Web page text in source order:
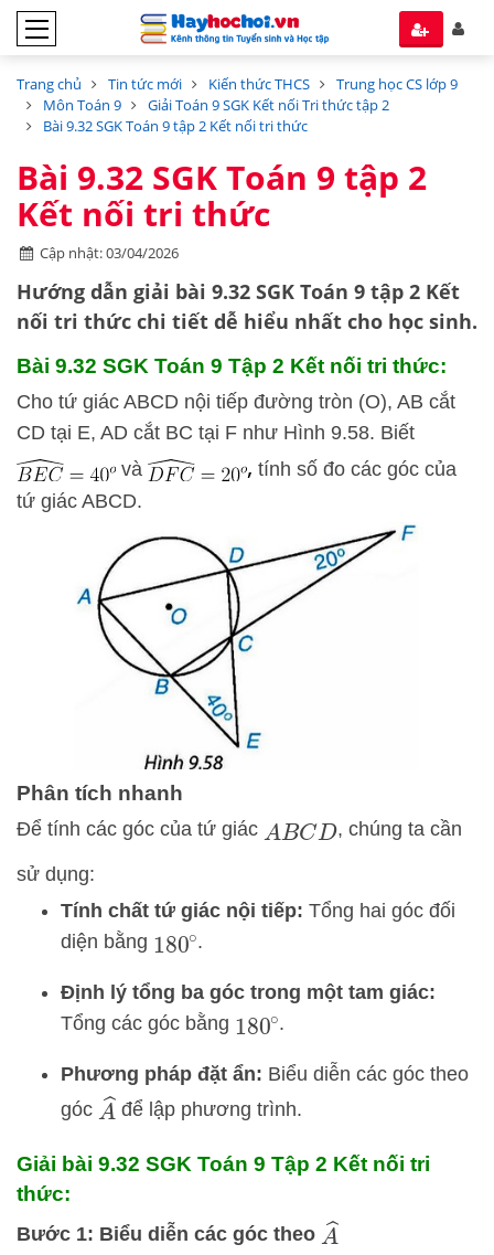
Trang chủ Tin tức mới Kiến thức THCS
Trung học CS lớp 9
Môn Toán 9
Giải Toán 9 SGK Kết nối Tri thức tập 2
Bài 9.32 SGK Toán 9 tập 2 Kết nối tri thức
Bài 9.32 SGK Toán 9 tập 2
Kết nối tri thức
Cập nhật: 03/04/2026
Hướng dẫn giải bài 9.32 SGK Toán 9 tập 2 Kết
nối tri thức chi tiết dễ hiểu nhất cho học sinh.
Bài 9.32 SGK Toán 9 Tập 2 Kết nối tri thức:
Cho tứ giác ABCD nội tiếp đường tròn (O), AB cắt
CD tại E, AD cắt BC tại F như Hình 9.58. Biết
và
, tính số đo các góc của
tứ giác ABCD.
Phân tích nhanh
Để tính các góc của tứ giác ABCD , chúng ta cần
sử dụng:
Tính chất tứ giác nội tiếp: Tổng hai góc đối
diện bằng 180∘.
Định lý tổng ba góc trong một tam giác:
Tổng các góc bằng 180∘.
Phương pháp đặt ẩn: Biểu diễn các góc theo
góc A^để lập phương trình.
Giải bài 9.32 SGK Toán 9 Tập 2 Kết nối tri
thức:
Bước 1: Biểu diễn các góc theo A